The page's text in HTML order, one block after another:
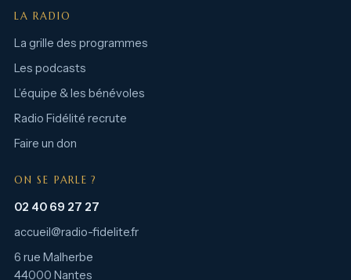
LA RADIO
La grille des programmes
Les podcasts
L’équipe & les bénévoles
Radio Fidélité recrute
Faire un don
ON SE PARLE ?
02 40 69 27 27
accueil@radio-fidelite.fr
6 rue Malherbe
44000 Nantes